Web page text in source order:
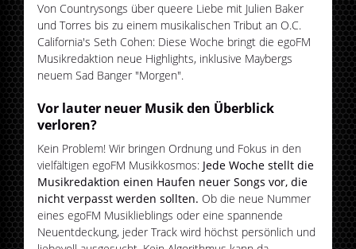
Von Countrysongs über queere Liebe mit Julien Baker
und Torres bis zu einem musikalischen Tribut an O.C.
California's Seth Cohen: Diese Woche bringt die egoFM
Musikredaktion neue Highlights, inklusive Maybergs
neuem Sad Banger "Morgen".
Vor lauter neuer Musik den Überblick
verloren?
Kein Problem! Wir bringen Ordnung und Fokus in den
vielfältigen egoFM Musikkosmos: Jede Woche stellt die
Musikredaktion einen Haufen neuer Songs vor, die
nicht verpasst werden sollten. Ob die neue Nummer
eines egoFM Musiklieblings oder eine spannende
Neuentdeckung, jeder Track wird höchst persönlich und